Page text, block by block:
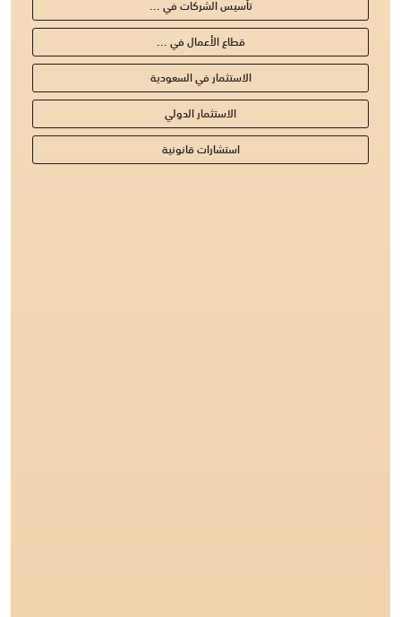
تأسيس الشركات في ...
قطاع الأعمال في ...
الاستثمار في السعودية
الاستثمار الدولي
استشارات قانونية